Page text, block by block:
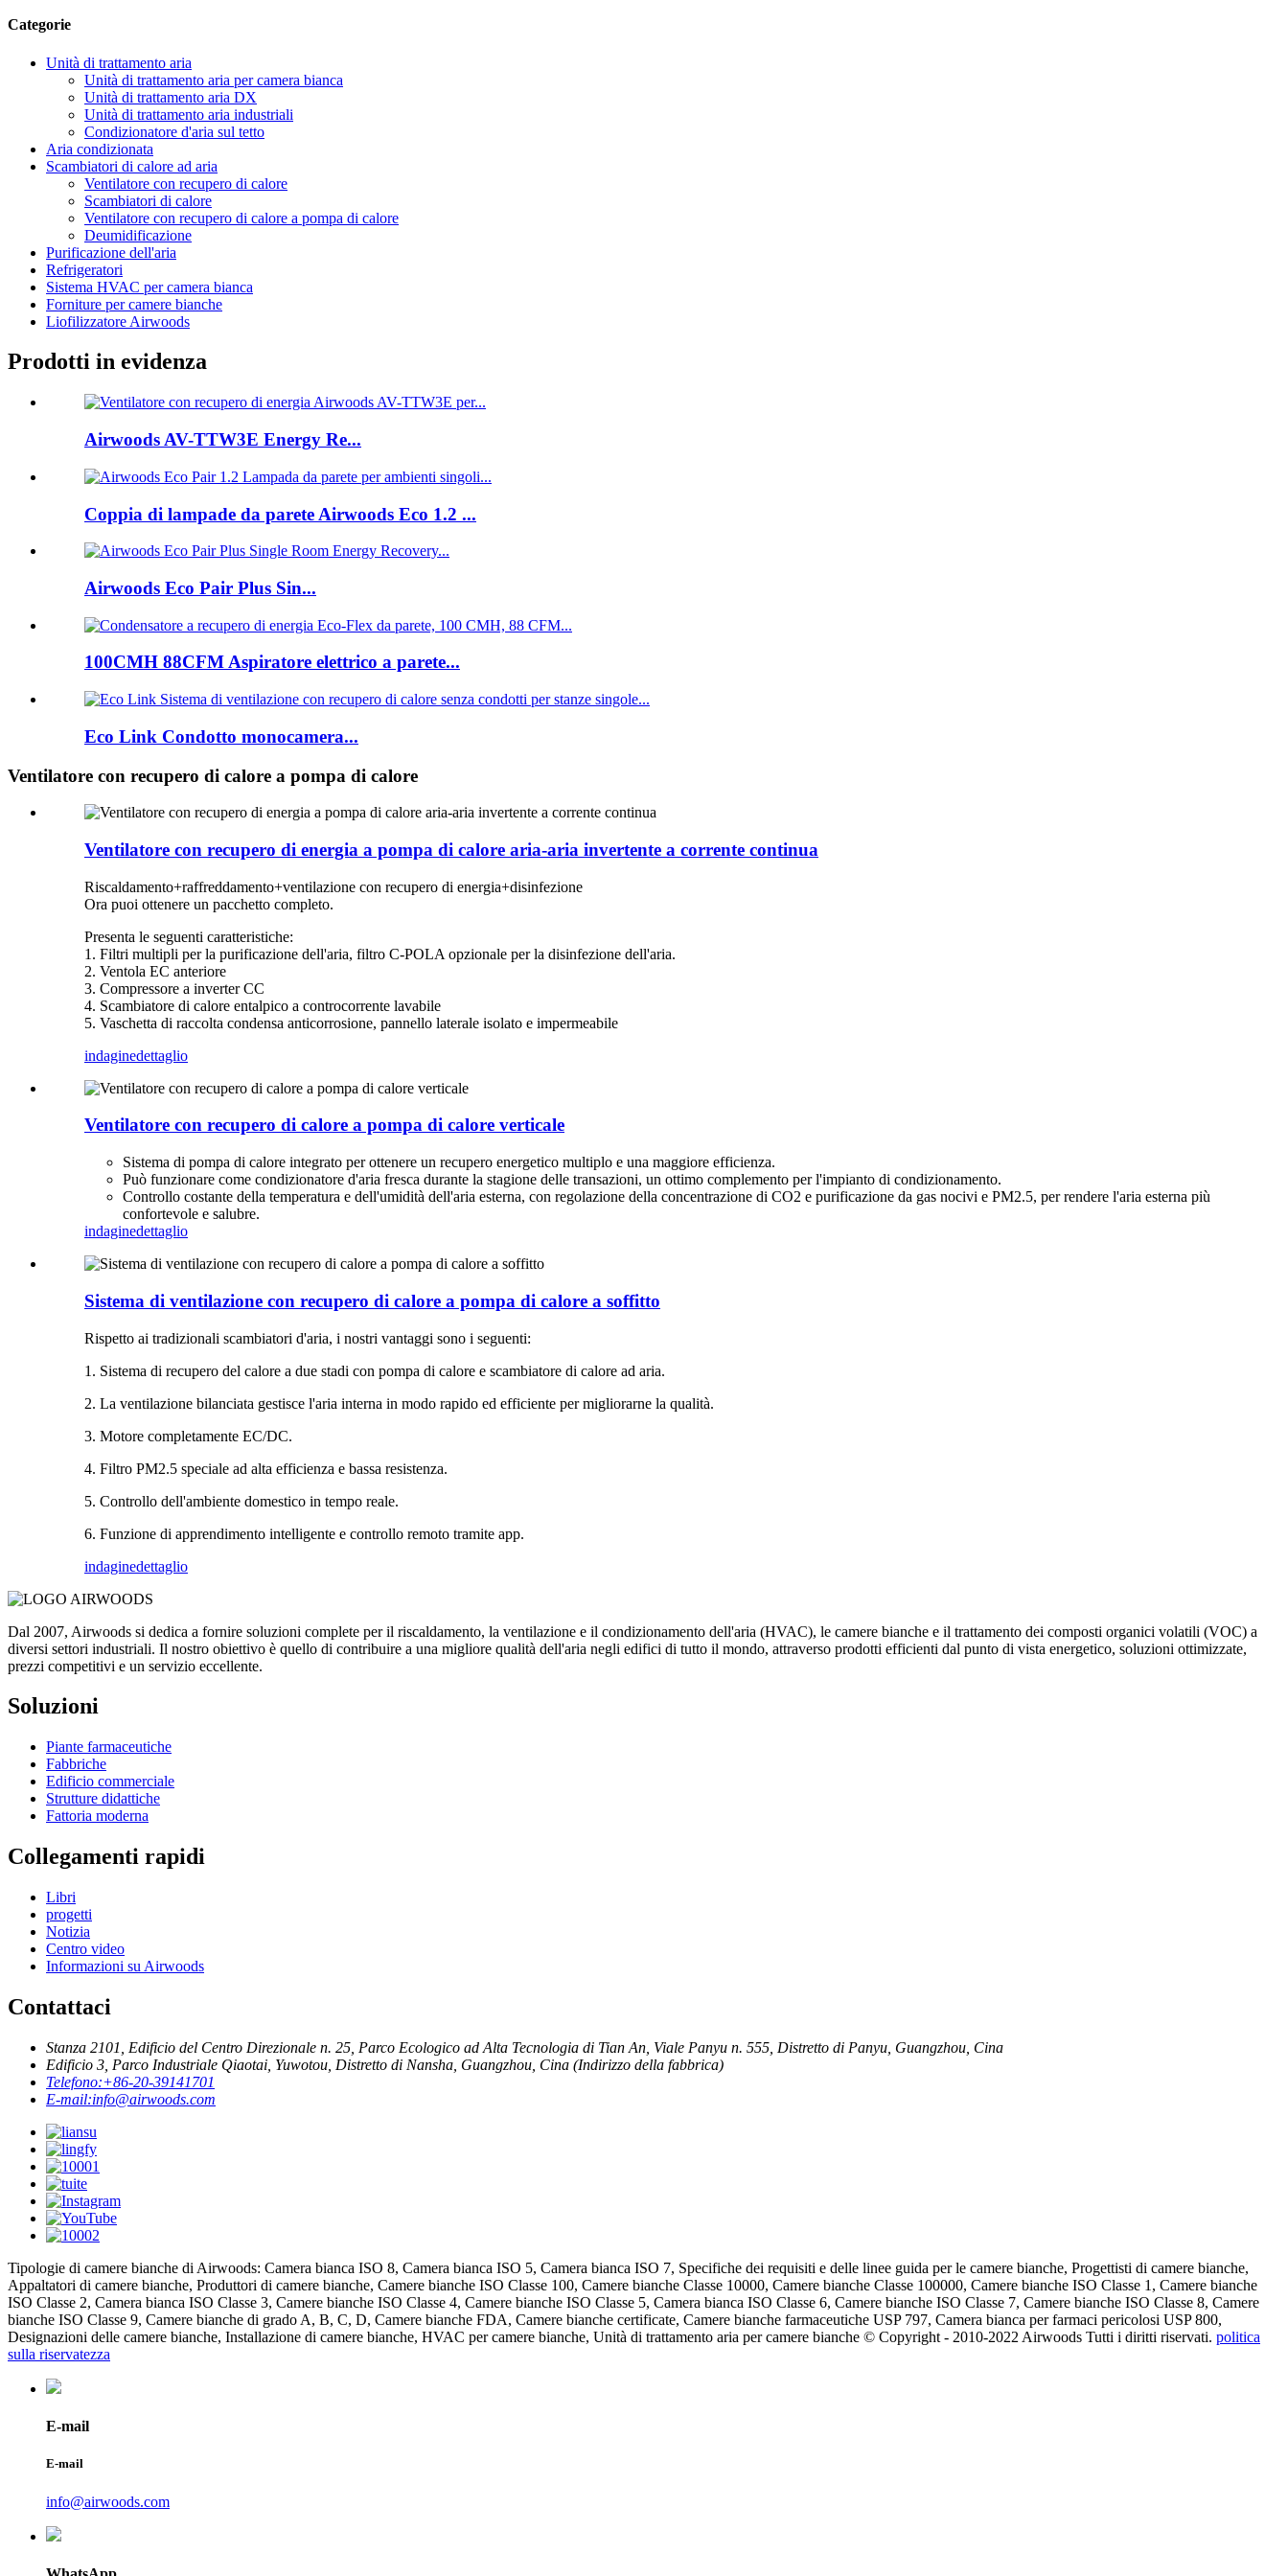
Categorie
Unità di trattamento aria
Unità di trattamento aria per camera bianca
Unità di trattamento aria DX
Unità di trattamento aria industriali
Condizionatore d'aria sul tetto
Aria condizionata
Scambiatori di calore ad aria
Ventilatore con recupero di calore
Scambiatori di calore
Ventilatore con recupero di calore a pompa di calore
Deumidificazione
Purificazione dell'aria
Refrigeratori
Sistema HVAC per camera bianca
Forniture per camere bianche
Liofilizzatore Airwoods
Prodotti in evidenza
Airwoods AV-TTW3E Energy Re...
Coppia di lampade da parete Airwoods Eco 1.2 ...
Airwoods Eco Pair Plus Sin...
100CMH 88CFM Aspiratore elettrico a parete...
Eco Link Condotto monocamera...
Ventilatore con recupero di calore a pompa di calore
Ventilatore con recupero di energia a pompa di calore aria-aria invertente a corrente continua
Riscaldamento+raffreddamento+ventilazione con recupero di energia+disinfezione
Ora puoi ottenere un pacchetto completo.
Presenta le seguenti caratteristiche:
1. Filtri multipli per la purificazione dell'aria, filtro C-POLA opzionale per la disinfezione dell'aria.
2. Ventola EC anteriore
3. Compressore a inverter CC
4. Scambiatore di calore entalpico a controcorrente lavabile
5. Vaschetta di raccolta condensa anticorrosione, pannello laterale isolato e impermeabile
indaginedettaglio
Ventilatore con recupero di calore a pompa di calore verticale
Sistema di pompa di calore integrato per ottenere un recupero energetico multiplo e una maggiore efficienza.
Può funzionare come condizionatore d'aria fresca durante la stagione delle transazioni, un ottimo complemento per l'impianto di condizionamento.
Controllo costante della temperatura e dell'umidità dell'aria esterna, con regolazione della concentrazione di CO2 e purificazione da gas nocivi e PM2.5, per rendere l'aria esterna più
confortevole e salubre.
indaginedettaglio
Sistema di ventilazione con recupero di calore a pompa di calore a soffitto
Rispetto ai tradizionali scambiatori d'aria, i nostri vantaggi sono i seguenti:
1. Sistema di recupero del calore a due stadi con pompa di calore e scambiatore di calore ad aria.
2. La ventilazione bilanciata gestisce l'aria interna in modo rapido ed efficiente per migliorarne la qualità.
3. Motore completamente EC/DC.
4. Filtro PM2.5 speciale ad alta efficienza e bassa resistenza.
5. Controllo dell'ambiente domestico in tempo reale.
6. Funzione di apprendimento intelligente e controllo remoto tramite app.
indaginedettaglio
Dal 2007, Airwoods si dedica a fornire soluzioni complete per il riscaldamento, la ventilazione e il condizionamento dell'aria (HVAC), le camere bianche e il trattamento dei composti organici volatili (VOC) a
diversi settori industriali. Il nostro obiettivo è quello di contribuire a una migliore qualità dell'aria negli edifici di tutto il mondo, attraverso prodotti efficienti dal punto di vista energetico, soluzioni ottimizzate,
prezzi competitivi e un servizio eccellente.
Soluzioni
Piante farmaceutiche
Fabbriche
Edificio commerciale
Strutture didattiche
Fattoria moderna
Collegamenti rapidi
Libri
progetti
Notizia
Centro video
Informazioni su Airwoods
Contattaci
Stanza 2101, Edificio del Centro Direzionale n. 25, Parco Ecologico ad Alta Tecnologia di Tian An, Viale Panyu n. 555, Distretto di Panyu, Guangzhou, Cina
Edificio 3, Parco Industriale Qiaotai, Yuwotou, Distretto di Nansha, Guangzhou, Cina (Indirizzo della fabbrica)
Telefono:+86-20-39141701
E-mail:info@airwoods.com
Tipologie di camere bianche di Airwoods: Camera bianca ISO 8, Camera bianca ISO 5, Camera bianca ISO 7, Specifiche dei requisiti e delle linee guida per le camere bianche, Progettisti di camere bianche,
Appaltatori di camere bianche, Produttori di camere bianche, Camere bianche ISO Classe 100, Camere bianche Classe 10000, Camere bianche Classe 100000, Camere bianche ISO Classe 1, Camere bianche
ISO Classe 2, Camera bianca ISO Classe 3, Camere bianche ISO Classe 4, Camere bianche ISO Classe 5, Camera bianca ISO Classe 6, Camere bianche ISO Classe 7, Camere bianche ISO Classe 8, Camere
bianche ISO Classe 9, Camere bianche di grado A, B, C, D, Camere bianche FDA, Camere bianche certificate, Camere bianche farmaceutiche USP 797, Camera bianca per farmaci pericolosi USP 800,
Designazioni delle camere bianche, Installazione di camere bianche, HVAC per camere bianche, Unità di trattamento aria per camere bianche © Copyright - 2010-2022 Airwoods Tutti i diritti riservati. politica
sulla riservatezza
E-mail
E-mail
info@airwoods.com